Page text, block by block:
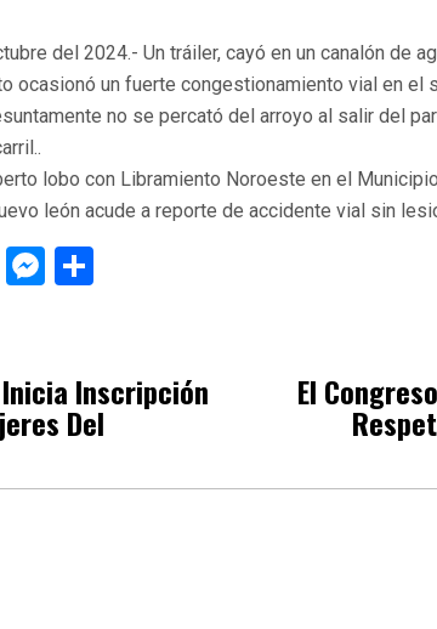
del 2024.- Un tráiler, cayó en un canalón de
ocasionó un fuerte congestionamiento vial en el
no se percató del arroyo al salir del
lobo con Libramiento Noroeste en el
león acude a reporte de accidente vial sin
WhatsApp
Messenger
Inscripción
Del
El